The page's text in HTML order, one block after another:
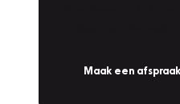
Maak een afspraak